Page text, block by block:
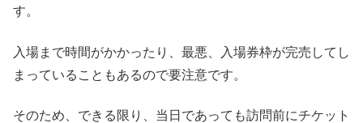
す。
入場まで時間がかかったり、最悪、入場券枠が完売してし
まっていることもあるので要注意です。
そのため、できる限り、 当日であっても訪問前にチケット